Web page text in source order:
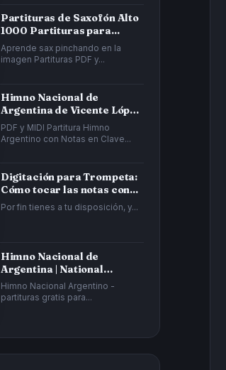
Partituras de Saxofón Alto
1000 Partituras para...
Aprende sax pinchando en la
imagen Partituras PDF y...
Himno Nacional de
Argentina de Vicente López
y Planes y...
PDF y MIDI Partitura Himno
Argentino con Notas en Clave...
Digitación para Trompeta:
Cómo tocar las notas con...
Por fin tienes a tu disposición, y...
Himno Nacional de
Argentina | National
Anthem of Argentina...
Himno Nacional Argentino -
partituras gratis para...